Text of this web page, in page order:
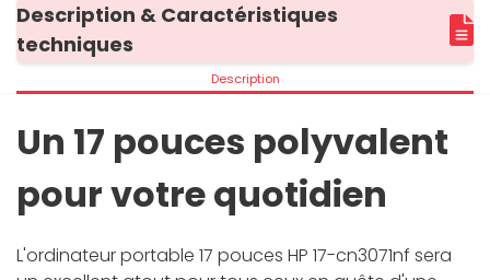
Description & Caractéristiques
techniques
Description
Un 17 pouces polyvalent
pour votre quotidien
L'ordinateur portable 17 pouces HP 17-cn3071nf sera